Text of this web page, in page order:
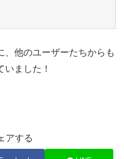
、他のユーザーたちからも
ました！
アする